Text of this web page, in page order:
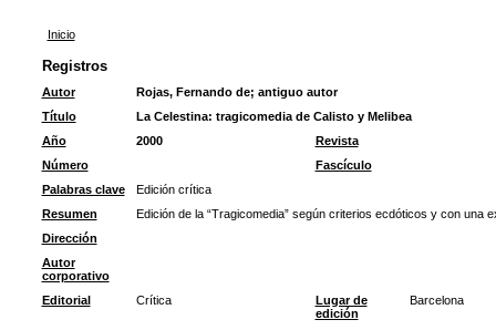
Inicio
Registros
Autor Rojas, Fernando de; antiguo autor
Título
La Celestina: tragicomedia de Calisto y Melibea
Año
2000
Revista
Número
Fascículo
Palabras clave
Edición crítica
Resumen
Edición de la “Tragicomedia” según criterios ecdóticos y con una
Dirección
Autor
corporativo
Editorial
Crítica
Lugar de
edición
Barcelona